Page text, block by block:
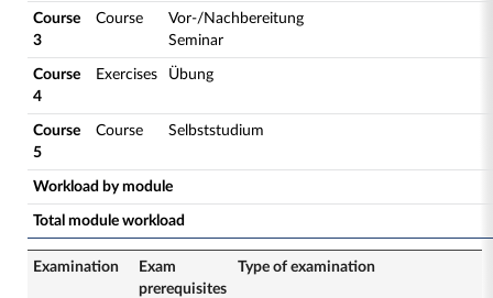
Course
3
Course
Vor-/Nachbereitung
Seminar
Course
4
Exercises Übung
Course
5
Course Selbststudium
Workload by module
Total module workload
Examination
Exam
prerequisites
Type of examination